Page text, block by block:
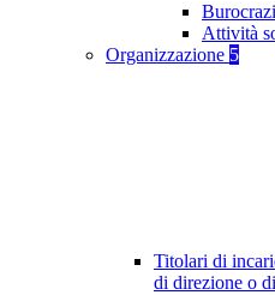
Attività
Organizzazione 5
Titolari di
di direzione o